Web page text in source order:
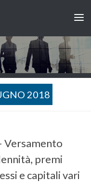
2018
Versamento
premi
e capitali vari